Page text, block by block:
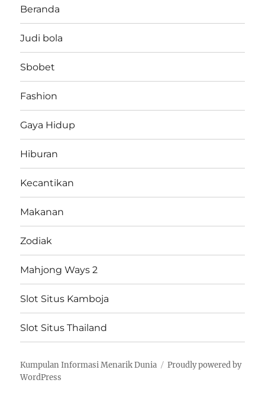
Beranda
Judi bola
Sbobet
Fashion
Gaya Hidup
Hiburan
Kecantikan
Makanan
Zodiak
Mahjong Ways 2
Slot Situs Kamboja
Slot Situs Thailand
Kumpulan Informasi Menarik Dunia
Proudly powered by
WordPress